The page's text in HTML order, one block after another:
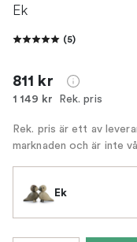
Ek
(5)
811 kr
1 149 kr Rek. pris
Rek. pris är ett av
marknaden och är inte
Ek